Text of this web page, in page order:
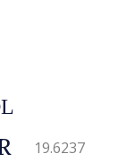
19.6237